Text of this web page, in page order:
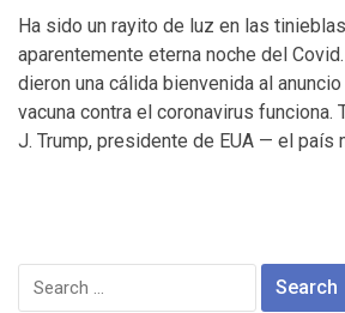
Ha sido un rayito de luz en las
aparentemente eterna noche del
dieron una cálida bienvenida al
vacuna contra el coronavirus funciona.
J. Trump, presidente de EUA — el país
Search
for: